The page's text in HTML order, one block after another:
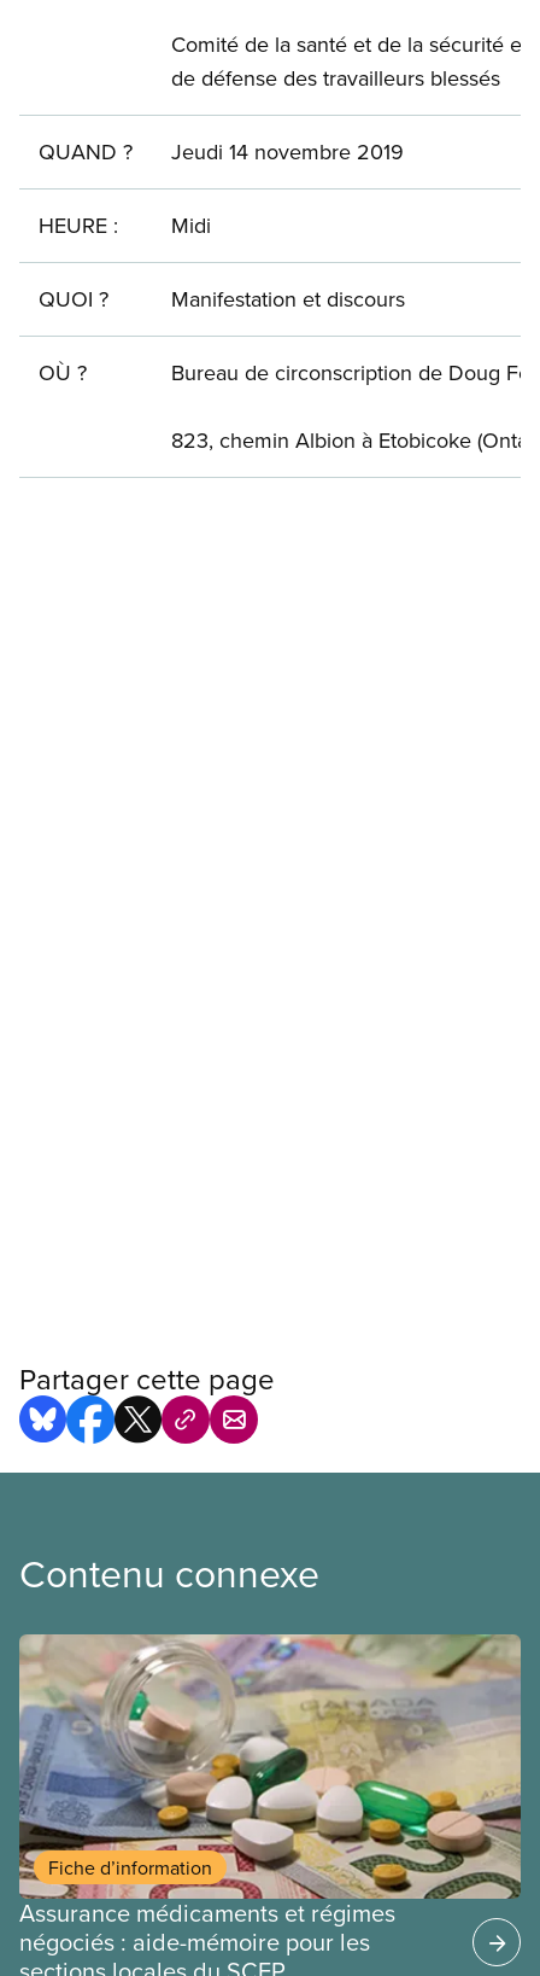
Comité de la santé et de la sécurité et
de défense des travailleurs blessés
QUAND ? Jeudi 14 novembre 2019
HEURE : Midi
QUOI ? Manifestation et discours
OÙ ? Bureau de circonscription de Doug
823, chemin Albion à Etobicoke
Partager cette page
Contenu connexe
Fiche d’information
Assurance médicaments et régimes
négociés : aide-mémoire pour les